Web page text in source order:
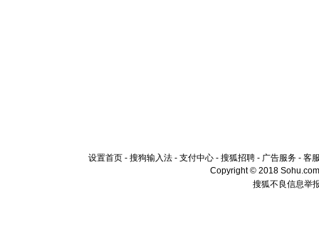
设置首页 - 搜狗输入法 - 支付中心 - 搜狐招聘 - 广告服务 - 客
Copyright © 2018
搜狐不良信息举